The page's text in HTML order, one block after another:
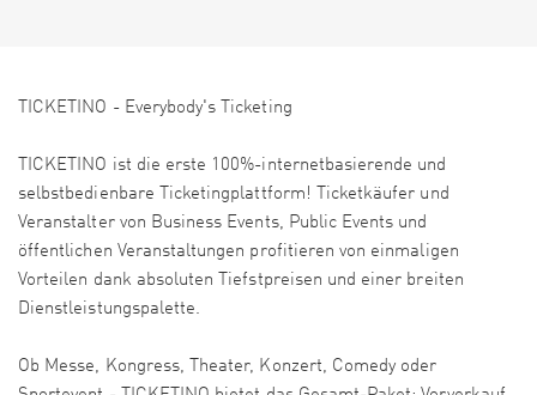
TICKETINO - Everybody's Ticketing
TICKETINO ist die erste 100%-internetbasierende und
selbstbedienbare Ticketingplattform! Ticketkäufer und
Veranstalter von Business Events, Public Events und
öffentlichen Veranstaltungen profitieren von einmaligen
Vorteilen dank absoluten Tiefstpreisen und einer breiten
Dienstleistungspalette.
Ob Messe, Kongress, Theater, Konzert, Comedy oder